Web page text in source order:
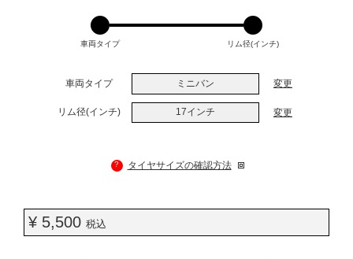
車両タイプ リム径(インチ)
車両タイプ ミニバン 変更
リム径(インチ) 17インチ 変更
? タイヤサイズの確認方法
¥ 5,500 税込